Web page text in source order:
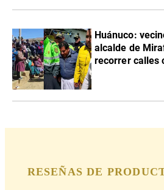
Huánuco:
alcalde de
recorrer calles